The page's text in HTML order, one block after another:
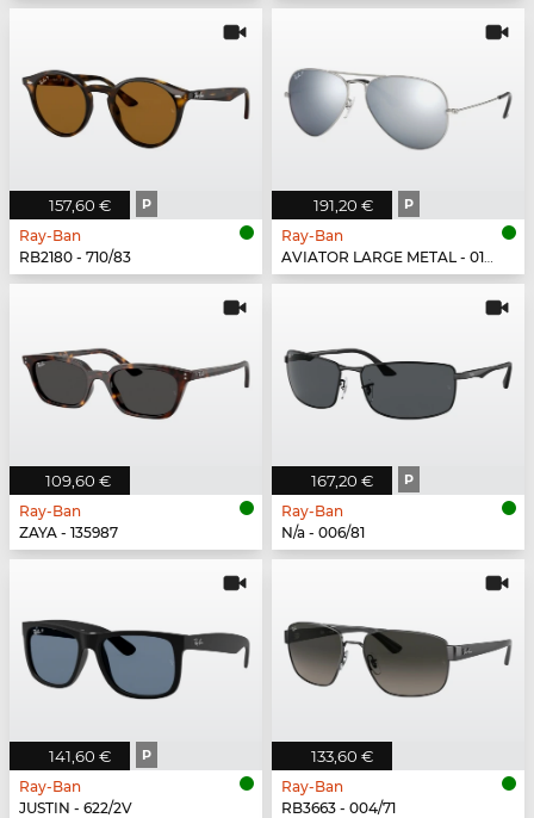
157,60 € P
Ray-Ban
RB2180 - 710/83
191,20 € P
Ray-Ban
AVIATOR LARGE METAL - 019/W3
109,60 €
Ray-Ban
ZAYA - 135987
167,20 € P
Ray-Ban
N/a - 006/81
141,60 € P
Ray-Ban
JUSTIN - 622/2V
133,60 €
Ray-Ban
RB3663 - 004/71